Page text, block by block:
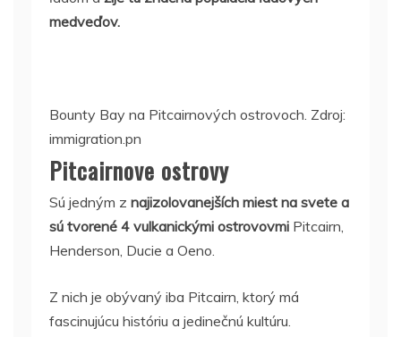
medveďov.
Bounty Bay na Pitcairnových ostrovoch. Zdroj:
immigration.pn
Pitcairnove ostrovy
Sú jedným z najizolovanejších miest na svete a
sú tvorené 4 vulkanickými ostrovovmi Pitcairn,
Henderson, Ducie a Oeno.
Z nich je obývaný iba Pitcairn, ktorý má
fascinujúcu históriu a jedinečnú kultúru.